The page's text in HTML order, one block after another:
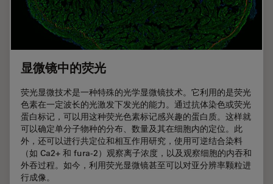
显微镜中的荧光
荧光显微技术是一种特殊的光学显微镜技术。它利用的是荧光
色素在一定波长的光激发下发光的能力。通过抗体染色或荧光
蛋白标记，可以用这种荧光色素标记感兴趣的蛋白质。这样就
可以确定单分子物种的分布、数量及其在细胞内的定位。此
外，还可以进行共定位和相互作用研究，使用可逆结合染料
（如 Ca2+ 和 fura-2）观察离子浓度，以及观察细胞的内吞和
外吞过程。如今，利用荧光显微镜甚至可以对亚分辨率颗粒进
行成像。